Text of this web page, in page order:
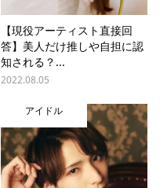
【現役アーティスト直接回
答】美人だけ推しや自担に認
知される？...
2022.08.05
アイドル